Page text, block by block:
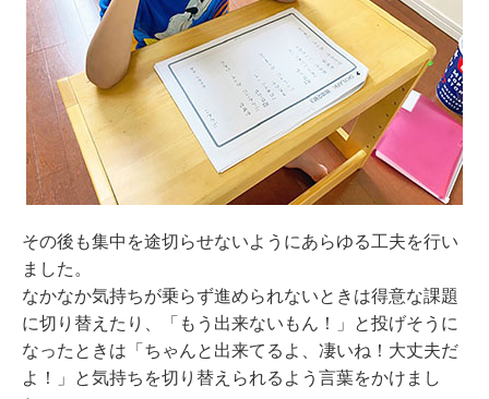
その後も集中を途切らせないようにあらゆる工夫を行い
ました。
なかなか気持ちが乗らず進められないときは得意な課題
に切り替えたり、「もう出来ないもん！」と投げそうに
なったときは「ちゃんと出来てるよ、凄いね！大丈夫だ
よ！」と気持ちを切り替えられるよう言葉をかけまし